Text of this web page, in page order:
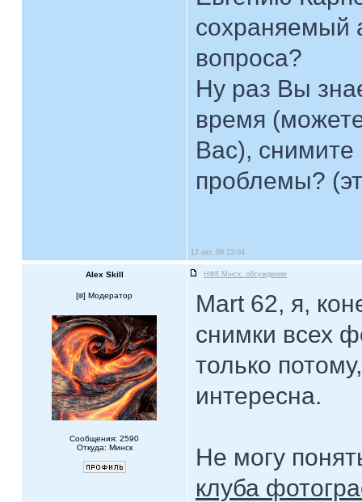
сохраняемый
вопроса?
Ну раз Вы
время
Вас), снимите
проблемы?
12 окт, 09 23:04
Alex Skill НФК Мiнск: обсуждение
[ ] Модератор
Сообщения: 2590
Откуда: Минск
Mart 62, я,
снимки всех
только
интересна.
Не могу
клуба